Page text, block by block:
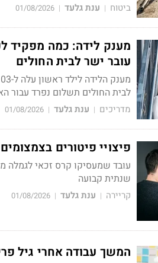
ביטוח | ענת גלעד |
01/08/2026
מענק לידה: כמה מפקיד
עובר ישר לבית החולים
לבית החולים תשלום נפרד עבור
מדריכים | ענת גלעד |
01/08/2026
פיצויי פיטורים
עובד שמעסיקו קרס זכאי לגמלה
שנתית קבועה
קריירה | ענת גלעד |
01/08/2026
המשך עבודה אחרי גיל